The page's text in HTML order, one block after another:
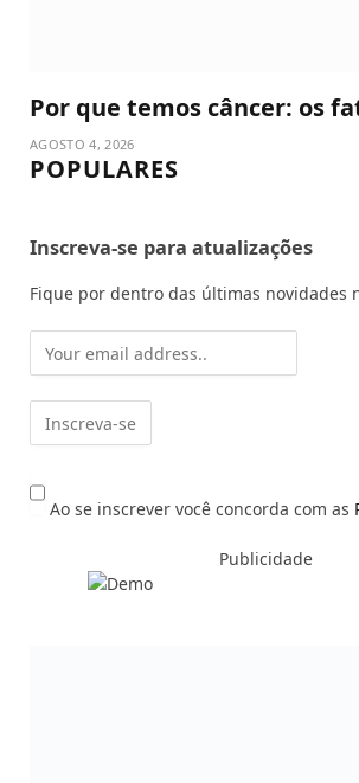
Por que temos câncer: os
AGOSTO 4, 2026
POPULARES
Inscreva-se para atualizações
Fique por dentro das últimas novidades
Ao se inscrever você concorda com as
Publicidade